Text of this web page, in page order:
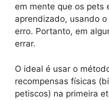
em mente que os pets
aprendizado, usando
erro. Portanto, em
errar.
O ideal é usar o
recompensas físicas
petiscos) na primeira